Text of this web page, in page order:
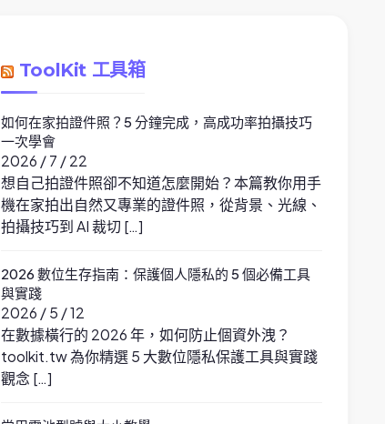
ToolKit 工具箱
如何在家拍證件照？5 分鐘完成，高成功率拍攝技巧
一次學會
2026 / 7 / 22
想自己拍證件照卻不知道怎麼開始？本篇教你用手
機在家拍出自然又專業的證件照，從背景、光線、
拍攝技巧到 AI 裁切 […]
2026 數位生存指南：保護個人隱私的 5 個必備工具
與實踐
2026 / 5 / 12
在數據橫行的 2026 年，如何防止個資外洩？
toolkit.tw 為你精選 5 大數位隱私保護工具與實踐
觀念 […]